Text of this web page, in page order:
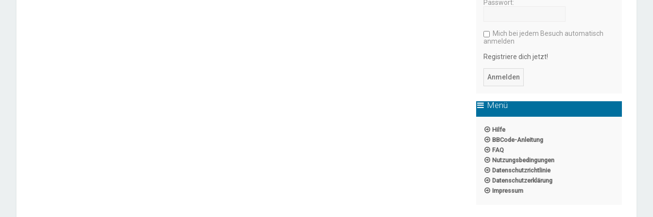
Passwort:
Mich bei jedem Besuch automatisch
anmelden
Registriere dich jetzt!
Menü
Hilfe
BBCode-Anleitung
FAQ
Nutzungsbedingungen
Datenschutzrichtlinie
Datenschutzerklärung
Impressum